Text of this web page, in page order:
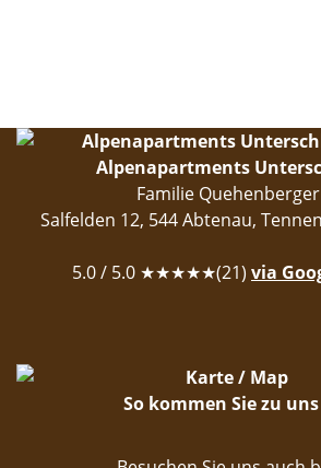
Alpenapartments
Familie Quehenberger
Salfelden 12, 544 Abtenau,
5.0/ 5.0 ★★★★★(21) via
So kommen Sie zu